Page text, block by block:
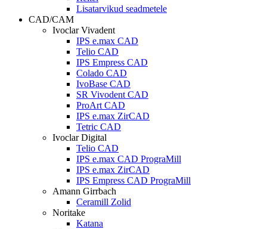
Lisatarvikud seadmetele
CAD/CAM
Ivoclar Vivadent
IPS e.max CAD
Telio CAD
IPS Empress CAD
Colado CAD
IvoBase CAD
SR Vivodent CAD
ProArt CAD
IPS e.max ZirCAD
Tetric CAD
Ivoclar Digital
Telio CAD
IPS e.max CAD PrograMill
IPS e.max ZirCAD
IPS Empress CAD PrograMill
Amann Girrbach
Ceramill Zolid
Noritake
Katana